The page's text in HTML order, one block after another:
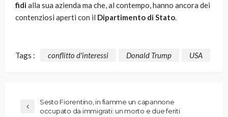
fidialla sua azienda ma che, al contempo, hanno ancora dei
contenziosi aperti con il Dipartimento di Stato.
Tags : conflitto d'interessi Donald Trump USA
Sesto Fiorentino, in fiamme un capannone
occupato da immigrati: un morto e due feriti